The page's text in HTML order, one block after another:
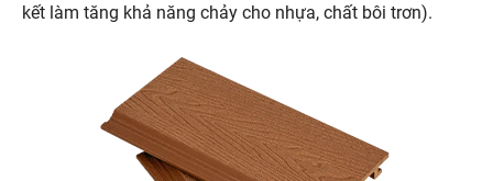
kết làm tăng khả năng chảy cho nhựa, chất bôi trơn).